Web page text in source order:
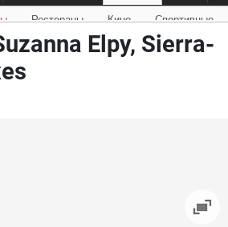
Рецензии Куда пойти Точка
Рестораны Кино Спортивные
Elpy, Sierra-